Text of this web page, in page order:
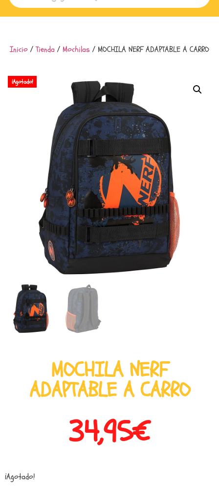
Inicio /Tienda / Mochilas / MOCHILA NERF ADAPTABLE A CARRO
¡Agotado!
MOCHILA NERF
ADAPTABLE A CARRO
34,95€
¡Agotado!